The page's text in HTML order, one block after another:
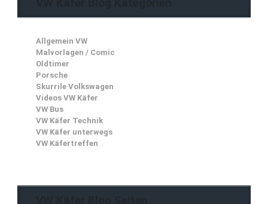
Allgemein VW
Malvorlagen / Comic
Oldtimer
Porsche
Skurrile Volkswagen
Videos VW Käfer
VW Bus
VW Käfer Technik
VW Käfer unterwegs
VW Käfertreffen